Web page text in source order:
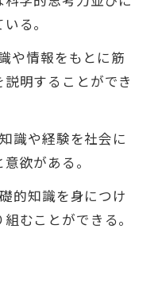
る。
や情報をもとに筋
明することができ
識や経験を社会に
欲がある。
的知識を身につけ
むことができる。